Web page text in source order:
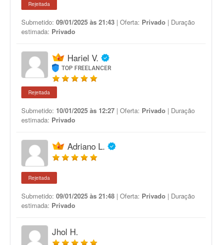
Rejeitada
Submetido: 09/01/2025 às 21:43 | Oferta: Privado | Duração
estimada: Privado
Hariel V.
TOP FREELANCER
Rejeitada
Submetido: 10/01/2025 às 12:27 | Oferta: Privado | Duração
estimada: Privado
Adriano L.
Rejeitada
Submetido: 09/01/2025 às 21:48 | Oferta: Privado | Duração
estimada: Privado
Jhol H.